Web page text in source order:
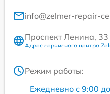
info@zelmer-repair-
Проспект Ленина, 33
Адрес сервисного центра
Режим работы:
Ежедневно с 9:00